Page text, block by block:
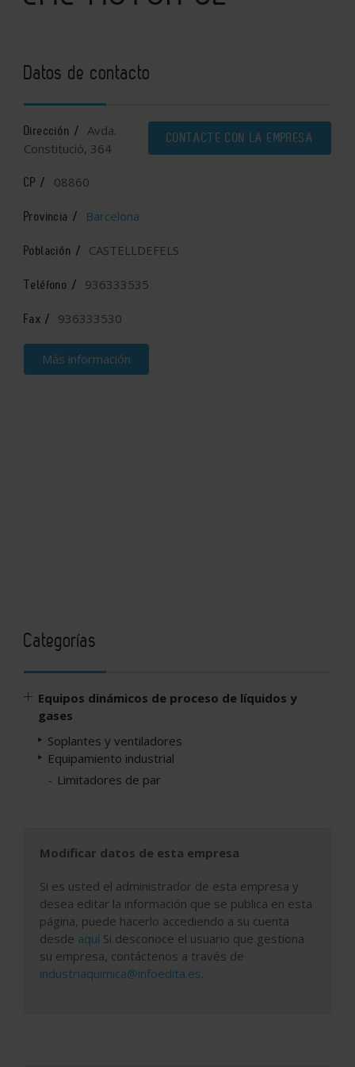
Datos de contacto
CONTACTE CON LA EMPRESA
Dirección / Avda.
Constitució, 364
CP / 08860
Provincia / Barcelona
Población / CASTELLDEFELS
Teléfono / 936333535
Fax / 936333530
Más información
Categorías
Equipos dinámicos de proceso de líquidos y
gases
Soplantes y ventiladores
Equipamiento industrial
Limitadores de par
Modificar datos de esta empresa
Si es usted el administrador de esta empresa y
desea editar la información que se publica en esta
página, puede hacerlo accediendo a su cuenta
desde aquí Si desconoce el usuario que gestiona
su empresa, contáctenos a través de
industriaquimica@infoedita.es.